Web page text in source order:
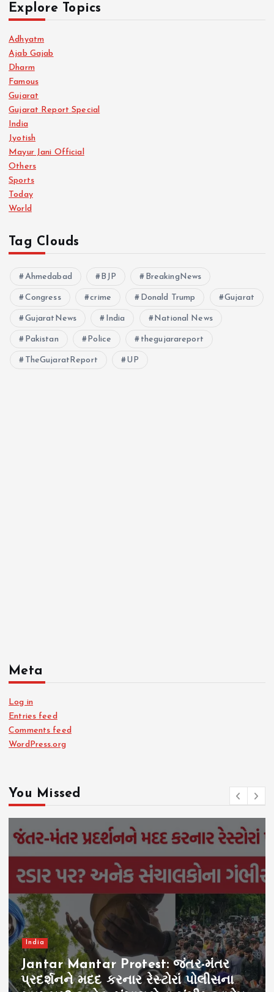
Explore Topics
Adhyatm
Ajab Gajab
Dharm
Famous
Gujarat
Gujarat Report Special
India
Jyotish
Mayur Jani Official
Others
Sports
Today
World
Tag Clouds
Ahmedabad BJP BreakingNews
Congress crime Donald Trump Gujarat
GujaratNews India National News
Pakistan Police thegujarareport
TheGujaratReport UP
Meta
Log in
Entries feed
Comments feed
WordPress.org
You Missed
India
Jantar Mantar Protest: જંતર-મંતર
પ્રદર્શનને મદદ કરનાર રેસ્ટોરાં પોલીસના